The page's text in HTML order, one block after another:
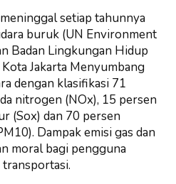
setiap tahunnya
buruk (UN Environment
Badan Lingkungan Hidup
Jakarta Menyumbang
dengan klasifikasi 71
nitrogen (NOx), 15 persen
(Sox) dan 70 persen
Dampak emisi gas dan
moral bagi pengguna